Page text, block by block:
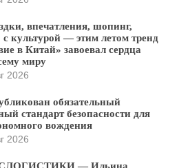
впечатления, шопинг,
с культурой — этим летом тренд
в Китай» завоевал сердца
миру
2026
обязательный
стандарт безопасности для
вождения
2026